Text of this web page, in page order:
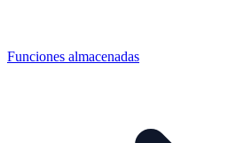
Funciones almacenadas